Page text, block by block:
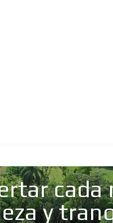
cada
y
Reproductor
de
vídeo